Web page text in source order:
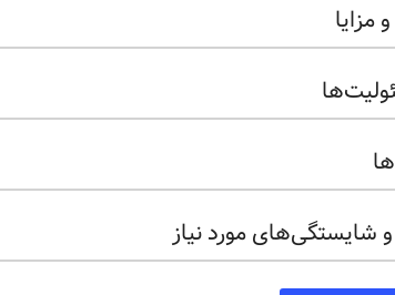
مزایا
شایستگی‌های مورد نیاز